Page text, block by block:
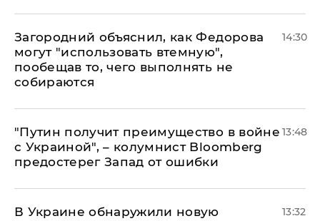
Загородний объяснил, как Федорова
могут "использовать втемную",
пообещав то, чего выполнять не
собираются
14:30
"Путин получит преимущество в войне
с Украиной", – колумнист Bloomberg
предостерег Запад от ошибки
13:48
В Украине обнаружили новую
13:32